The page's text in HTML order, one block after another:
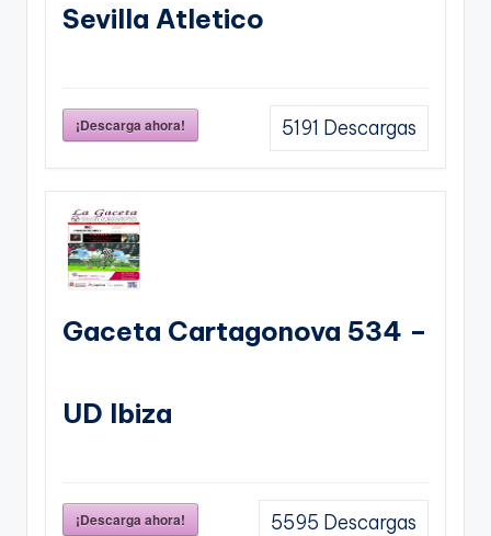
Sevilla Atletico
¡Descarga ahora! 5191 Descargas
Gaceta Cartagonova 534 –
UD Ibiza
¡Descarga ahora! 5595 Descargas